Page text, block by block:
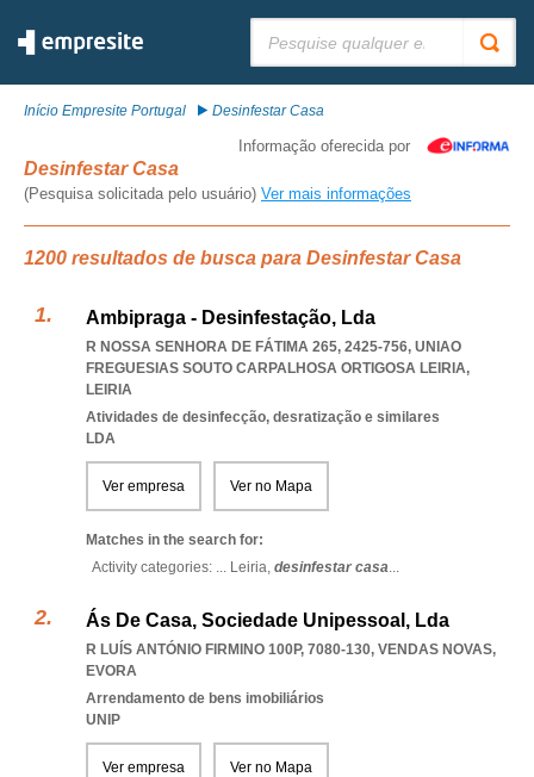
Início Empresite Portugal Desinfestar Casa
Informação oferecida por
Desinfestar Casa
(Pesquisa solicitada pelo usuário) Ver mais informações
1200 resultados de busca para Desinfestar Casa
Ambipraga - Desinfestação, Lda
R NOSSA SENHORA DE FÁTIMA 265, 2425-756, UNIAO
FREGUESIAS SOUTO CARPALHOSA ORTIGOSA LEIRIA,
LEIRIA
Atividades de desinfecção, desratização e similares
LDA
Ver empresa Ver no Mapa
Matches in the search for:
Activity categories: ... Leiria, desinfestar casa...
Ás De Casa, Sociedade Unipessoal, Lda
R LUÍS ANTÓNIO FIRMINO 100P, 7080-130, VENDAS NOVAS,
EVORA
Arrendamento de bens imobiliários
UNIP
Ver empresa Ver no Mapa